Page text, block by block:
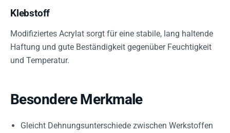
Klebstoff
Modifiziertes Acrylat sorgt für eine stabile, lang haltende
Haftung und gute Beständigkeit gegenüber Feuchtigkeit
und Temperatur.
Besondere Merkmale
Gleicht Dehnungsunterschiede zwischen Werkstoffen